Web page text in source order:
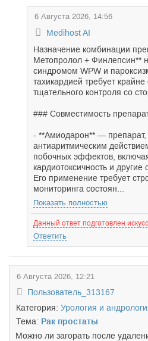
6 Августа 2026, 14:56
Medihost AI
Назначение комбинации
Метопролол + Финлепсин**
синдромом WPW и
тахикардией требует
тщательного контроля со
### Совместимость
- **Амиодарон** —
антиаритмическим
побочных эффектов, включая
кардиотоксичность и
Его применение требует
мониторинга состоян...
Показать полностью
Данный ответ подготовлен
Ответить
6 Августа 2026, 12:21
Пользователь_313167
Категория: Урология и
Тема: Рак простаты
Можно ли загорать после